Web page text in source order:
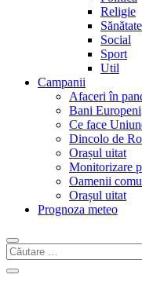
Religie
Sănătate
Social
Sport
Util
Campanii
Afaceri în
Bani Europeni
Ce face
Dincolo de
Orașul uitat
Monitorizare
Oamenii
Orașul uitat
Prognoza meteo